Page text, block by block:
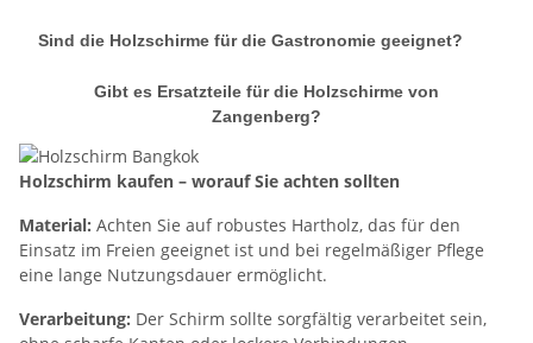
Sind die Holzschirme für die Gastronomie geeignet?
Gibt es Ersatzteile für die Holzschirme von
Zangenberg?
Holzschirm kaufen – worauf Sie achten sollten
Material: Achten Sie auf robustes Hartholz, das für den
Einsatz im Freien geeignet ist und bei regelmäßiger Pflege
eine lange Nutzungsdauer ermöglicht.
Verarbeitung: Der Schirm sollte sorgfältig verarbeitet sein,